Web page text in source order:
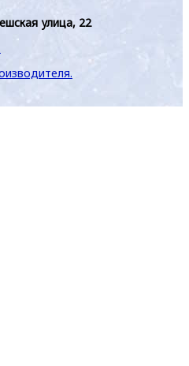
улица, 22